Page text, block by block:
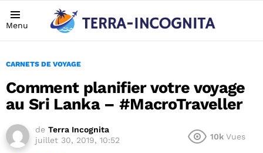
Menu
CARNETS DE VOYAGE
Comment planifier votre voyage
au Sri Lanka – #MacroTraveller
de Terra Incognita
juillet 30, 2019, 10:52
10k Vues